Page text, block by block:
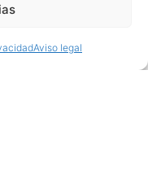
Aviso legal